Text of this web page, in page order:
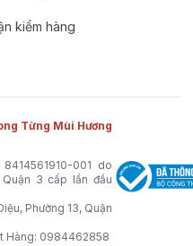
kiểm hàng
Từng Mùi Hương
001 do
3 cấp lần đầu
Phường 13, Quận
Hàng: 0984462858